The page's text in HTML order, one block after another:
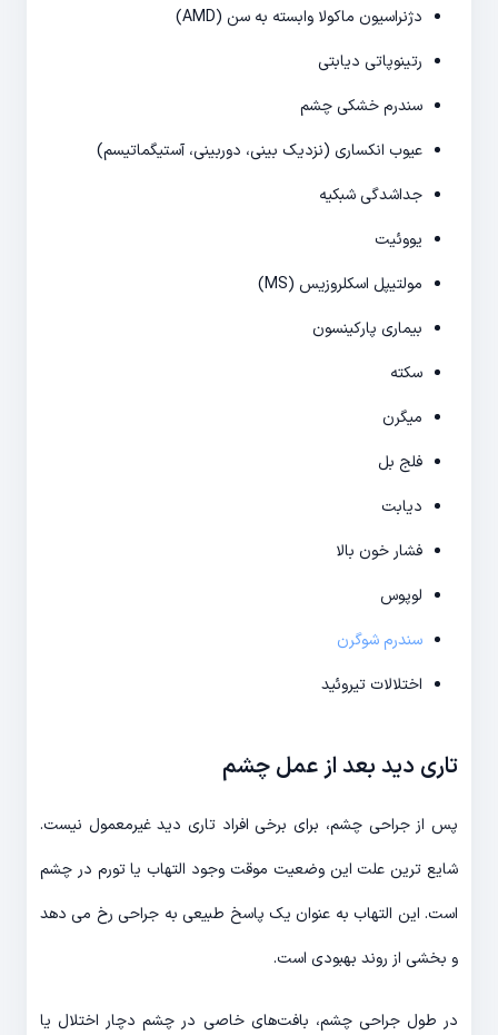
دژنراسیون ماکولا وابسته به سن (AMD)
رتینوپاتی دیابتی
سندرم خشکی چشم
عیوب انکساری (نزدیک بینی، دوربینی، آستیگماتیسم)
جداشدگی شبکیه
یووئیت
مولتیپل اسکلروزیس (MS)
بیماری پارکینسون
سکته
میگرن
فلج بل
دیابت
فشار خون بالا
لوپوس
سندرم شوگرن
اختلالات تیروئید
تاری دید بعد از عمل چشم
پس از جراحی چشم، برای برخی افراد تاری دید غیرمعمول نیست.
شایع ترین علت این وضعیت موقت وجود التهاب یا تورم در چشم
است. این التهاب به عنوان یک پاسخ طبیعی به جراحی رخ می دهد
و بخشی از روند بهبودی است.
در طول جراحی چشم، بافت‌های خاصی در چشم دچار اختلال یا